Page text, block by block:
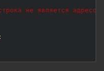
не является адресом"
: